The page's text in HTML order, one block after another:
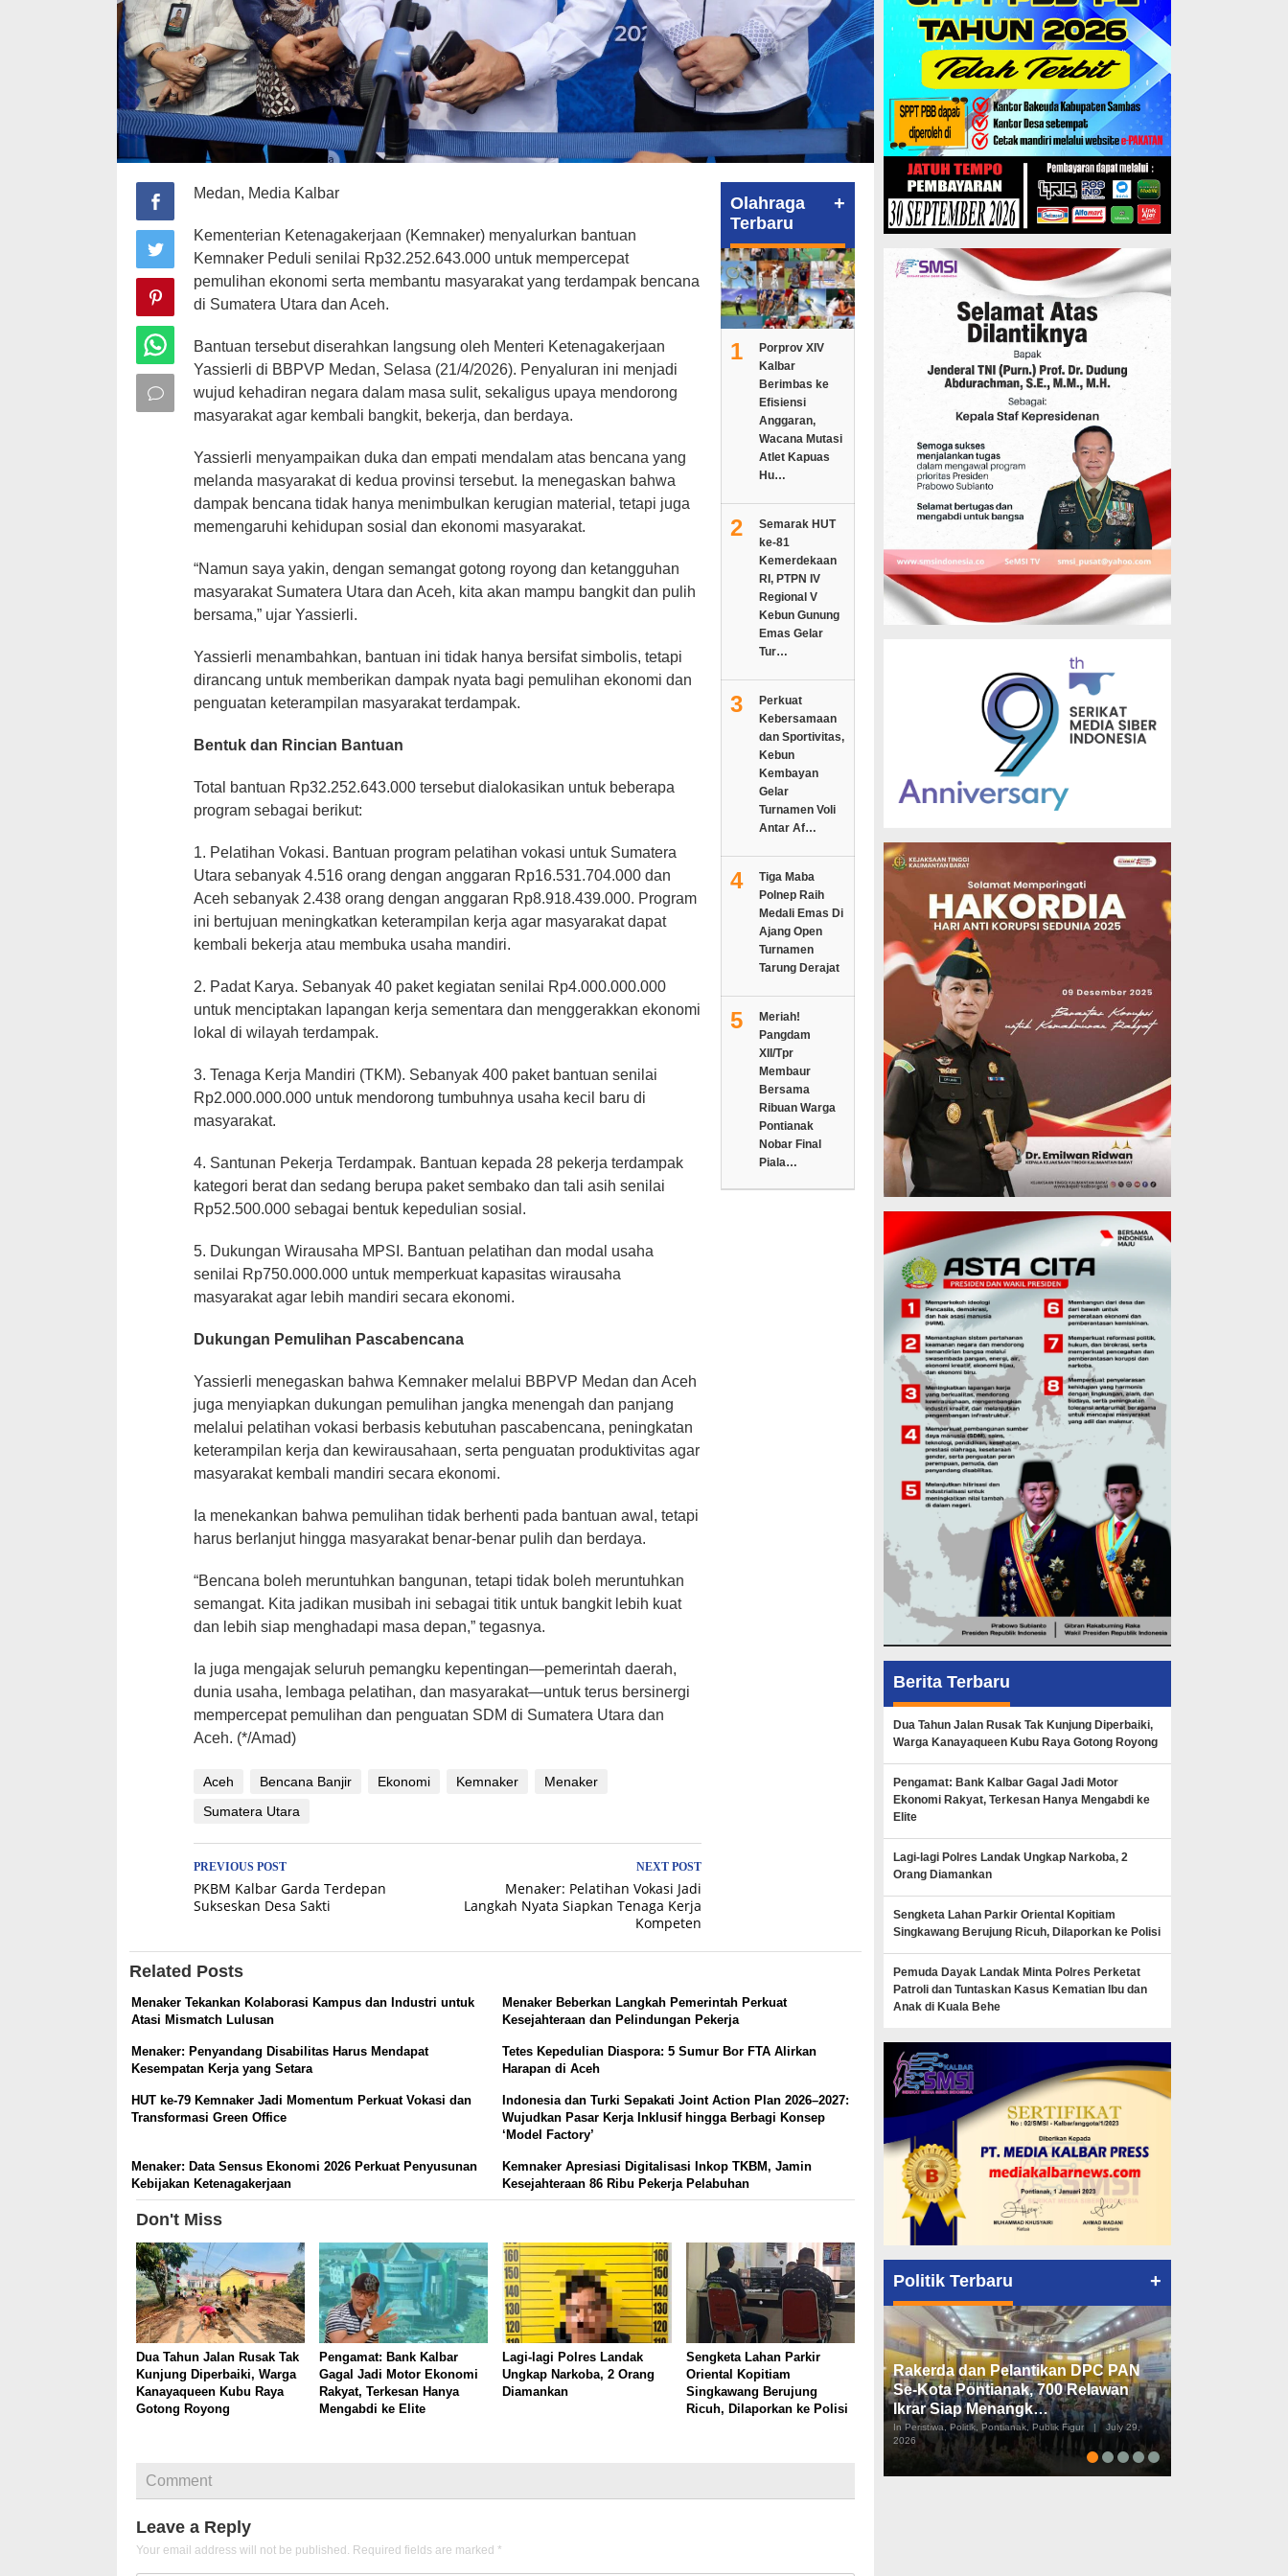
Medan, Media Kalbar
Kementerian Ketenagakerjaan (Kemnaker) menyalurkan bantuan
Kemnaker Peduli senilai Rp32.252.643.000 untuk mempercepat
pemulihan ekonomi serta membantu masyarakat yang terdampak bencana
di Sumatera Utara dan Aceh.
Bantuan tersebut diserahkan langsung oleh Menteri Ketenagakerjaan
Yassierli di BBPVP Medan, Selasa (21/4/2026). Penyaluran ini menjadi
wujud kehadiran negara dalam masa sulit, sekaligus upaya mendorong
masyarakat agar kembali bangkit, bekerja, dan berdaya.
Yassierli menyampaikan duka dan empati mendalam atas bencana yang
melanda masyarakat di kedua provinsi tersebut. Ia menegaskan bahwa
dampak bencana tidak hanya menimbulkan kerugian material, tetapi juga
memengaruhi kehidupan sosial dan ekonomi masyarakat.
“Namun saya yakin, dengan semangat gotong royong dan ketangguhan
masyarakat Sumatera Utara dan Aceh, kita akan mampu bangkit dan pulih
bersama,” ujar Yassierli.
Yassierli menambahkan, bantuan ini tidak hanya bersifat simbolis, tetapi
dirancang untuk memberikan dampak nyata bagi pemulihan ekonomi dan
penguatan keterampilan masyarakat terdampak.
Bentuk dan Rincian Bantuan
Total bantuan Rp32.252.643.000 tersebut dialokasikan untuk beberapa
program sebagai berikut:
1. Pelatihan Vokasi. Bantuan program pelatihan vokasi untuk Sumatera
Utara sebanyak 4.516 orang dengan anggaran Rp16.531.704.000 dan
Aceh sebanyak 2.438 orang dengan anggaran Rp8.918.439.000. Program
ini bertujuan meningkatkan keterampilan kerja agar masyarakat dapat
kembali bekerja atau membuka usaha mandiri.
2. Padat Karya. Sebanyak 40 paket kegiatan senilai Rp4.000.000.000
untuk menciptakan lapangan kerja sementara dan menggerakkan ekonomi
lokal di wilayah terdampak.
3. Tenaga Kerja Mandiri (TKM). Sebanyak 400 paket bantuan senilai
Rp2.000.000.000 untuk mendorong tumbuhnya usaha kecil baru di
masyarakat.
4. Santunan Pekerja Terdampak. Bantuan kepada 28 pekerja terdampak
kategori berat dan sedang berupa paket sembako dan tali asih senilai
Rp52.500.000 sebagai bentuk kepedulian sosial.
5. Dukungan Wirausaha MPSI. Bantuan pelatihan dan modal usaha
senilai Rp750.000.000 untuk memperkuat kapasitas wirausaha
masyarakat agar lebih mandiri secara ekonomi.
Dukungan Pemulihan Pascabencana
Yassierli menegaskan bahwa Kemnaker melalui BBPVP Medan dan Aceh
juga menyiapkan dukungan pemulihan jangka menengah dan panjang
melalui pelatihan vokasi berbasis kebutuhan pascabencana, peningkatan
keterampilan kerja dan kewirausahaan, serta penguatan produktivitas agar
masyarakat kembali mandiri secara ekonomi.
Ia menekankan bahwa pemulihan tidak berhenti pada bantuan awal, tetapi
harus berlanjut hingga masyarakat benar-benar pulih dan berdaya.
“Bencana boleh meruntuhkan bangunan, tetapi tidak boleh meruntuhkan
semangat. Kita jadikan musibah ini sebagai titik untuk bangkit lebih kuat
dan lebih siap menghadapi masa depan,” tegasnya.
Ia juga mengajak seluruh pemangku kepentingan—pemerintah daerah,
dunia usaha, lembaga pelatihan, dan masyarakat—untuk terus bersinergi
mempercepat pemulihan dan penguatan SDM di Sumatera Utara dan
Aceh. (*/Amad)
Aceh Bencana Banjir Ekonomi Kemnaker
Menaker
Sumatera Utara
Post
navigation
PREVIOUS POST
PKBM Kalbar Garda Terdepan
Sukseskan Desa Sakti
NEXT POST
Menaker: Pelatihan Vokasi Jadi
Langkah Nyata Siapkan Tenaga Kerja
Kompeten
Olahraga
Terbaru
+
1
Porprov XIV
Kalbar
Berimbas ke
Efisiensi
Anggaran,
Wacana Mutasi
Atlet Kapuas
Hu…
2
Semarak HUT
ke-81
Kemerdekaan
RI, PTPN IV
Regional V
Kebun Gunung
Emas Gelar
Tur…
3
Perkuat
Kebersamaan
dan Sportivitas,
Kebun
Kembayan
Gelar
Turnamen Voli
Antar Af…
4
Tiga Maba
Polnep Raih
Medali Emas Di
Ajang Open
Turnamen
Tarung Derajat
5
Meriah!
Pangdam
XII/Tpr
Membaur
Bersama
Ribuan Warga
Pontianak
Nobar Final
Piala…
Related Posts
Menaker Tekankan Kolaborasi Kampus dan Industri untuk
Atasi Mismatch Lulusan
Menaker Beberkan Langkah Pemerintah Perkuat
Kesejahteraan dan Pelindungan Pekerja
Menaker: Penyandang Disabilitas Harus Mendapat
Kesempatan Kerja yang Setara
Tetes Kepedulian Diaspora: 5 Sumur Bor FTA Alirkan
Harapan di Aceh
HUT ke-79 Kemnaker Jadi Momentum Perkuat Vokasi dan
Transformasi Green Office
Indonesia dan Turki Sepakati Joint Action Plan 2026–2027:
Wujudkan Pasar Kerja Inklusif hingga Berbagi Konsep
‘Model Factory’
Menaker: Data Sensus Ekonomi 2026 Perkuat Penyusunan
Kebijakan Ketenagakerjaan
Kemnaker Apresiasi Digitalisasi Inkop TKBM, Jamin
Kesejahteraan 86 Ribu Pekerja Pelabuhan
Don't Miss
Dua Tahun Jalan Rusak Tak
Kunjung Diperbaiki, Warga
Kanayaqueen Kubu Raya
Gotong Royong
Pengamat: Bank Kalbar
Gagal Jadi Motor Ekonomi
Rakyat, Terkesan Hanya
Mengabdi ke Elite
Lagi-lagi Polres Landak
Ungkap Narkoba, 2 Orang
Diamankan
Sengketa Lahan Parkir
Oriental Kopitiam
Singkawang Berujung
Ricuh, Dilaporkan ke Polisi
Comment
Leave a Reply
Your email address will not be published. Required fields are marked *
Berita Terbaru
Dua Tahun Jalan Rusak Tak Kunjung Diperbaiki,
Warga Kanayaqueen Kubu Raya Gotong Royong
Pengamat: Bank Kalbar Gagal Jadi Motor
Ekonomi Rakyat, Terkesan Hanya Mengabdi ke
Elite
Lagi-lagi Polres Landak Ungkap Narkoba, 2
Orang Diamankan
Sengketa Lahan Parkir Oriental Kopitiam
Singkawang Berujung Ricuh, Dilaporkan ke Polisi
Pemuda Dayak Landak Minta Polres Perketat
Patroli dan Tuntaskan Kasus Kematian Ibu dan
Anak di Kuala Behe
Politik Terbaru +
Rakerda dan Pelantikan DPC PAN
Se-Kota Pontianak, 700 Relawan
Ikrar Siap Menangk…
In Peristiwa, Politik, Pontianak, Publik Figur |
July 29,
2026